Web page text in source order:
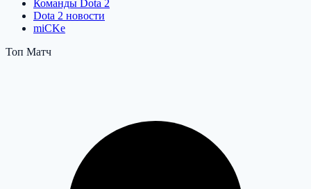
Команды Dota 2
Dota 2 новости
miCKe
Топ Матч